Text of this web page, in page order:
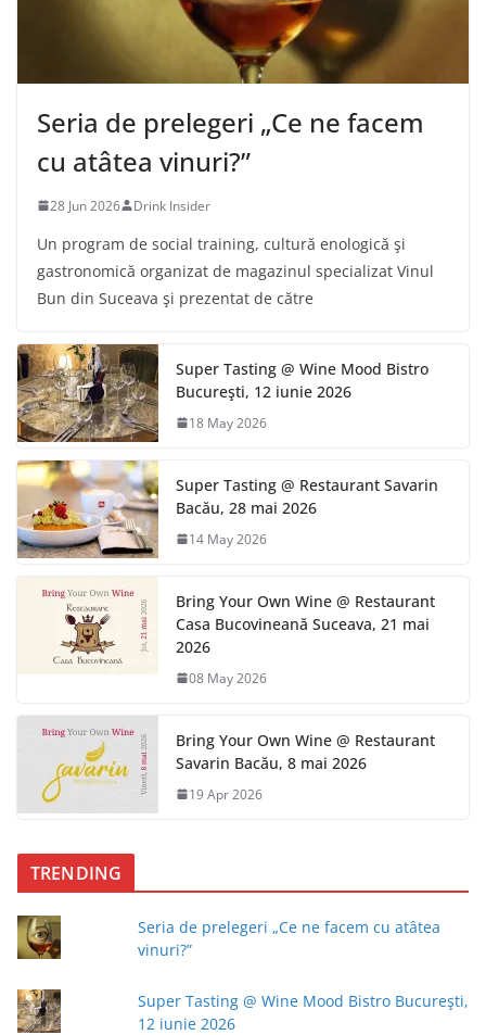
Seria de prelegeri „Ce ne facem
cu atâtea vinuri?”
28 Jun 2026 Drink Insider
Un program de social training, cultură enologică şi
gastronomică organizat de magazinul specializat Vinul
Bun din Suceava şi prezentat de către
Super Tasting @ Wine Mood Bistro
Bucureşti, 12 iunie 2026
18 May 2026
Super Tasting @ Restaurant Savarin
Bacău, 28 mai 2026
14 May 2026
Bring Your Own Wine @ Restaurant
Casa Bucovineană Suceava, 21 mai
2026
08 May 2026
Bring Your Own Wine @ Restaurant
Savarin Bacău, 8 mai 2026
19 Apr 2026
TRENDING
Seria de prelegeri „Ce ne facem cu atâtea
vinuri?”
Super Tasting @ Wine Mood Bistro Bucureşti,
12 iunie 2026